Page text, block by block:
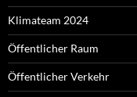
Klimateam 2024
Öffentlicher Raum
Öffentlicher Verkehr